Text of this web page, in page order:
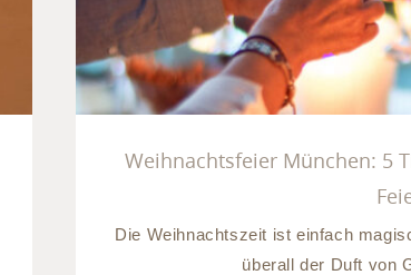
Weihnachtsfeier München: 5
Die Weihnachtszeit ist einfach
überall der Duft von